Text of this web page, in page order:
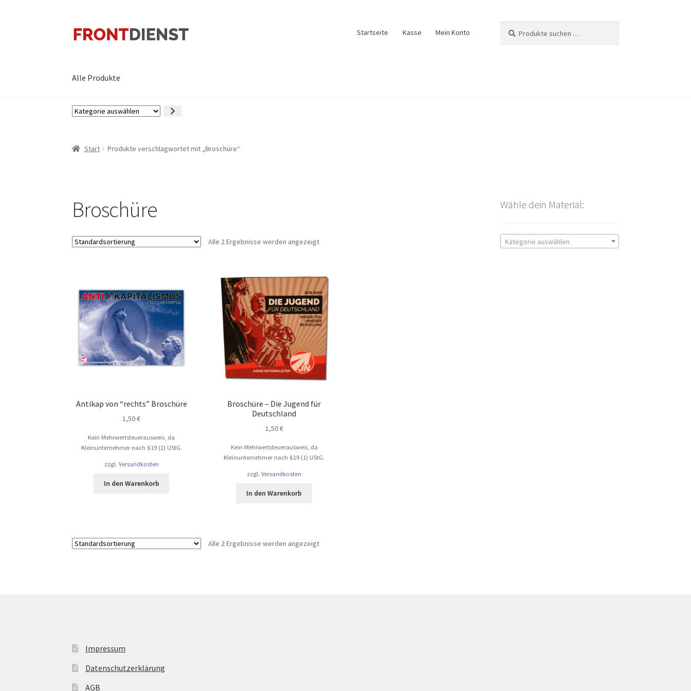
Zur
Navigation
Zum
Inhalt
Startseite Kasse Mein Konto
nach:
Alle Produkte
Kategorie
Start Produkte verschlagwortet mit „Broschüre“
Broschüre
Alle 2 Ergebnisse werden angezeigt
Antikap von “rechts” Broschüre
1,50€
Kein Mehrwertsteuerausweis, da
Kleinunternehmer nach §19 (1) UStG.
zzgl. Versandkosten
In den Warenkorb
Broschüre – Die Jugend für
Deutschland
1,50€
Kein Mehrwertsteuerausweis, da
Kleinunternehmer nach §19 (1) UStG.
zzgl.Versandkosten
In den Warenkorb
Alle 2 Ergebnisse werden angezeigt
Wähle dein Material:
Kategorie auswählen
Impressum
Datenschutzerklärung
AGB